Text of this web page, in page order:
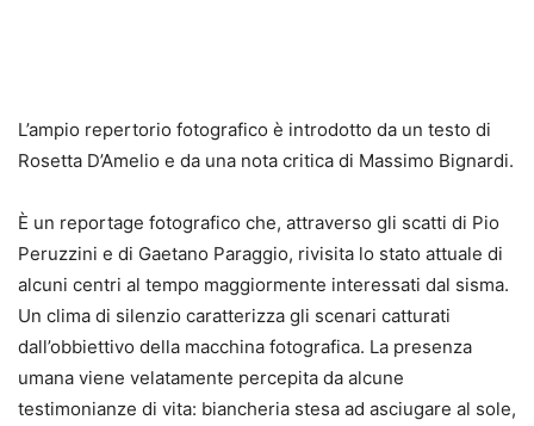
L’ampio repertorio fotografico è introdotto da un testo di
Rosetta D’Amelio e da una nota critica di Massimo Bignardi.
È un reportage fotografico che, attraverso gli scatti di Pio
Peruzzini e di Gaetano Paraggio, rivisita lo stato attuale di
alcuni centri al tempo maggiormente interessati dal sisma.
Un clima di silenzio caratterizza gli scenari catturati
dall’obbiettivo della macchina fotografica. La presenza
umana viene velatamente percepita da alcune
testimonianze di vita: biancheria stesa ad asciugare al sole,